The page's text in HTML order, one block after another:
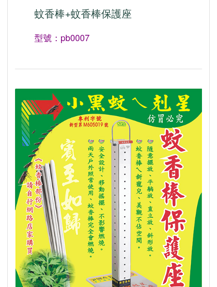
蚊香棒+蚊香棒保護座
型號：pb0007